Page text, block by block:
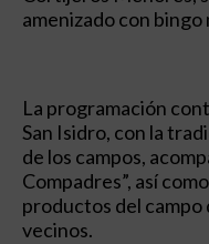
amenizado con bingo
La programación
San Isidro, con la
de los campos,
Compadres”, así
productos del
vecinos.